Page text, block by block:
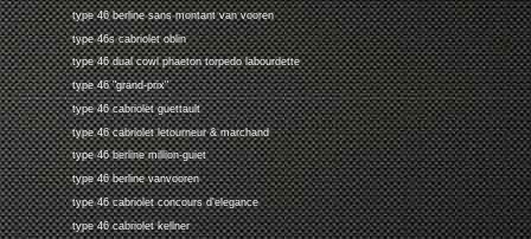
type 46 berline sans montant van vooren
type 46s cabriolet oblin
type 46 dual cowl phaeton torpedo labourdette
type 46 "grand-prix"
type 46 cabriolet guettault
type 46 cabriolet letourneur & marchand
type 46 berline million-guiet
type 46 berline vanvooren
type 46 cabriolet concours d'elegance
type 46 cabriolet kellner